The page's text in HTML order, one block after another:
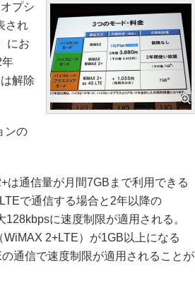
プシ
され
にお
年
解除
ンの
通信量が月間7GBまで利用できる
で通信する場合と2年以降の
に速度制限が適用される。
2+LTE）が1GB以上になる
通信で速度制限が適用されることが